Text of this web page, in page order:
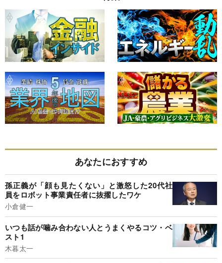
あなたにおすすめ
孫正義が「顔も見たくない」と激怒した20代社
員をロボット事業責任者に抜擢したワケ
小倉健一
いつも話が噛み合わない人とうまくやるコツ・ベ
スト1
木暮太一